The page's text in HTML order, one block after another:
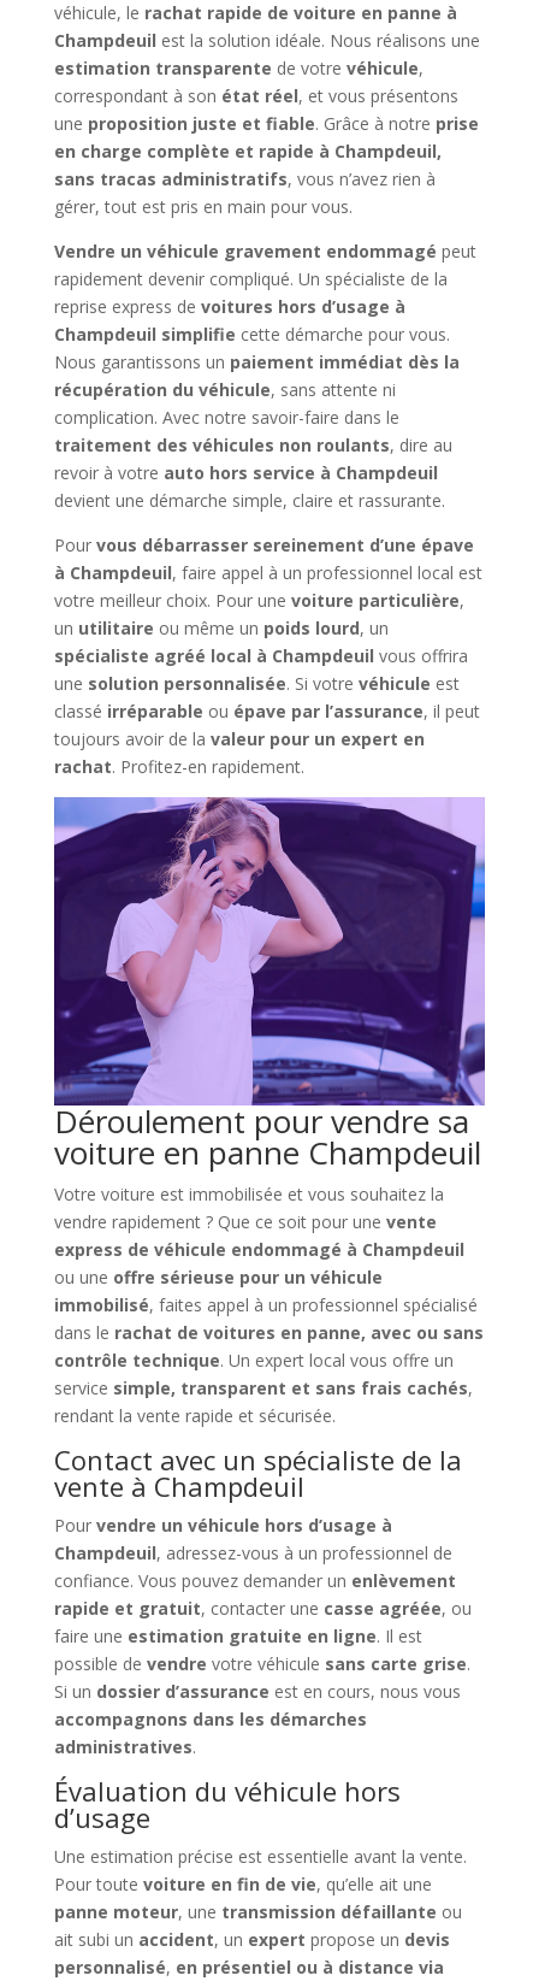
véhicule, le rachat rapide de voiture en panne à
Champdeuil est la solution idéale. Nous réalisons une
estimation transparente de votre véhicule,
correspondant à son état réel, et vous présentons
une proposition juste et fiable. Grâce à notre prise
en charge complète et rapide à Champdeuil,
sans tracas administratifs, vous n’avez rien à
gérer, tout est pris en main pour vous.
Vendre un véhicule gravement endommagé peut
rapidement devenir compliqué. Un spécialiste de la
reprise express de voitures hors d’usage à
Champdeuil simplifie cette démarche pour vous.
Nous garantissons un paiement immédiat dès la
récupération du véhicule, sans attente ni
complication. Avec notre savoir-faire dans le
traitement des véhicules non roulants, dire au
revoir à votre auto hors service à Champdeuil
devient une démarche simple, claire et rassurante.
Pour vous débarrasser sereinement d’une épave
à Champdeuil, faire appel à un professionnel local est
votre meilleur choix. Pour une voiture particulière,
un utilitaire ou même un poids lourd, un
spécialiste agréé local à Champdeuil vous offrira
une solution personnalisée. Si votre véhicule est
classé irréparable ou épave par l’assurance, il peut
toujours avoir de la valeur pour un expert en
rachat. Profitez-en rapidement.
Déroulement pour vendre sa
voiture en panne Champdeuil
Votre voiture est immobilisée et vous souhaitez la
vendre rapidement ? Que ce soit pour une vente
express de véhicule endommagé à Champdeuil
ou une offre sérieuse pour un véhicule
immobilisé, faites appel à un professionnel spécialisé
dans le rachat de voitures en panne, avec ou sans
contrôle technique. Un expert local vous offre un
service simple, transparent et sans frais cachés,
rendant la vente rapide et sécurisée.
Contact avec un spécialiste de la
vente à Champdeuil
Pour vendre un véhicule hors d’usage à
Champdeuil, adressez-vous à un professionnel de
confiance. Vous pouvez demander un enlèvement
rapide et gratuit, contacter une casse agréée, ou
faire une estimation gratuite en ligne. Il est
possible de vendre votre véhicule sans carte grise.
Si un dossier d’assurance est en cours, nous vous
accompagnons dans les démarches
administratives.
Évaluation du véhicule hors
d’usage
Une estimation précise est essentielle avant la vente.
Pour toute voiture en fin de vie, qu’elle ait une
panne moteur, une transmission défaillante ou
ait subi un accident, un expert propose un devis
personnalisé, en présentiel ou à distance via